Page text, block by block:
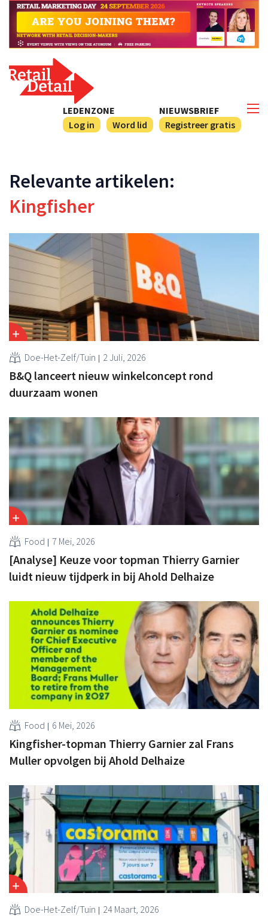
NIEUWSBRIEF
Registreer gratis
LEDENZONE
Log in
Word lid
Relevante artikelen:
Kingfisher
Doe-Het-Zelf/Tuin 2 Juli, 2026
B&Q lanceert nieuw winkelconcept rond
duurzaam wonen
Food 7 Mei, 2026
[Analyse] Keuze voor topman Thierry Garnier
luidt nieuw tijdperk in bij Ahold Delhaize
Food 6 Mei, 2026
Kingfisher-topman Thierry Garnier zal Frans
Muller opvolgen bij Ahold Delhaize
Doe-Het-Zelf/Tuin 24 Maart, 2026